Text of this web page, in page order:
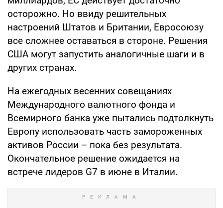
осторожно. Но ввиду решительных
настроений Штатов и Британии, Евросоюзу
все сложнее оставаться в стороне. Решения
США могут запустить аналогичные шаги и в
других странах.
На ежегодных весенних совещаниях
Международного валютного фонда и
Всемирного банка уже пытались подтолкнуть
Европу использовать часть замороженных
активов России – пока без результата.
Окончательное решение ожидается на
встрече лидеров G7 в июне в Италии.